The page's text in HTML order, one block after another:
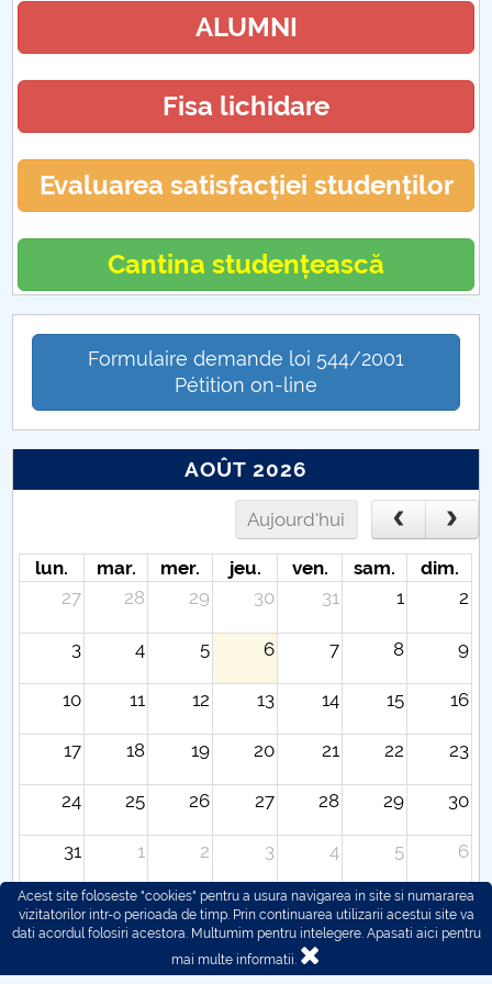
ALUMNI
Fisa lichidare
Evaluarea satisfacției studenților
Cantina studențească
Formulaire demande loi 544/2001
Pétition on-line
AOÛT 2026
Aujourd'hui
lun. mar. mer. jeu. ven. sam.
dim.
27
28 29 30 31 1 2
3 4 5 6 7 8 9
10 11 12 13 14 15 16
17 18 19 20 21 22 23
24 25 26 27 28 29 30
31 1 2 3 4 5 6
Acest site foloseste "cookies" pentru a usura navigarea in site si numararea
vizitatorilor intr-o perioada de timp. Prin continuarea utilizarii acestui site va
dati acordul folosiri acestora. Multumim pentru intelegere. Apasati aici pentru
mai multe informatii.